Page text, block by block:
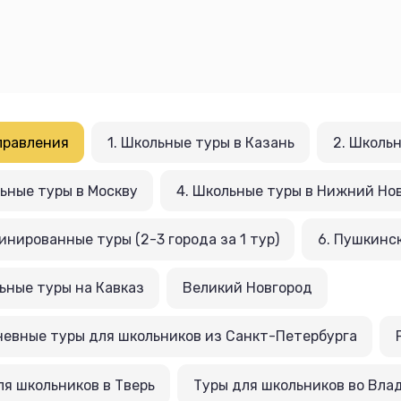
1. Школьные туры в Казань 2.
туры в Москву 4. Школьные туры в Нижний
туры (2-3 города за 1 тур) 6.
туры на Кавказ Великий Новгород
туры для школьников из Санкт-Петербурга
школьников в Тверь Туры для школьников во